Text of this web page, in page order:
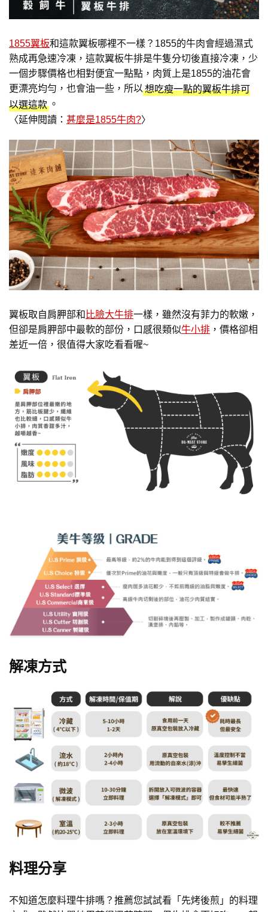
1855翼板和這款翼板哪裡不一樣？1855的牛肉會經過濕式
熟成再急速冷凍，這款翼板牛排是牛隻分切後直接冷凍，少
一個步驟價格也相對便宜一點點，肉質上是1855的油花會
更漂亮均勻，也會油一些，所以 想吃瘦一點的翼板牛排可
以選這款 。
〈延伸閱讀： 甚麼是1855牛肉?〉
翼板取自肩胛部和 比臉大牛排一樣，雖然沒有菲力的軟嫩，
但卻是肩胛部中最軟的部份，口感很類似牛小排 ，價格卻相
差近一倍，很值得大家吃看看喔~
解凍方式
料理分享
不知道怎麼料理牛排嗎？推薦您試試看「先烤後煎」的料理